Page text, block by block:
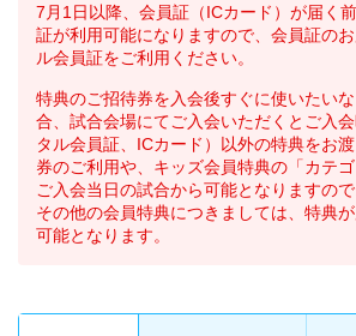
7月1日以降、会員証（ICカード）が届く
証が利用可能になりますので、会員証の
ル会員証をご利用ください。
特典のご招待券を入会後すぐに使いたい
合、試合会場にてご入会いただくとご入
タル会員証、ICカード）以外の特典をお
券のご利用や、キッズ会員特典の「カテ
ご入会当日の試合から可能となりますので
その他の会員特典につきましては、特典
可能となります。